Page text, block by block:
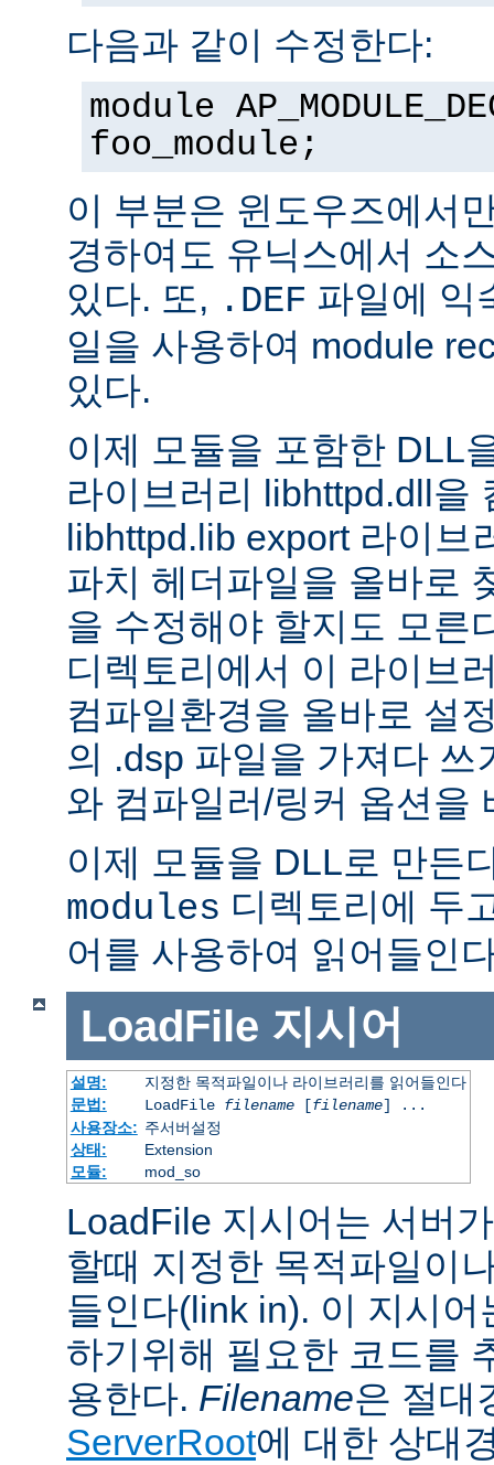
다음과 같이 수정한다:
module
foo_module;
이 부분은 윈도우즈에서
경하여도 유닉스에서 소
있다. 또, .DEF 파일에 익
일을 사용하여 module
있다.
이제 모듈을 포함한 DLL
라이브러리 libhttpd.dll을
libhttpd.lib export 라이브
파치 헤더파일을 올바로
을 수정해야 할지도 모른
디렉토리에서 이 라이브
컴파일환경을 올바로 설
의 .dsp 파일을 가져다 쓰
와 컴파일러/링커 옵션을
이제 모듈을 DLL로 만든
modules 디렉토리에 두
어를 사용하여 읽어들인
LoadFile 지시어
설명:
지정한 목적파일이나 라이브러리를 읽어들인다
문법:
LoadFile filename[filename] ...
사용장소: 주서버설정
상태:
Extension
모듈:
mod_so
LoadFile 지시어는 서버
할때 지정한 목적파일이
들인다(link in). 이 지시
하기위해 필요한 코드를
용한다. Filename은 절대
ServerRoot에 대한 상대